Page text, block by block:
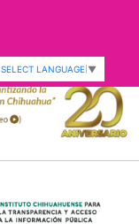
SELECT LANGUAGE ▼